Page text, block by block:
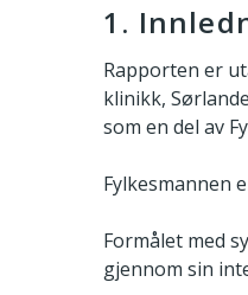
1.
Rapporten er
klinikk,
som en del av
Fylkesmannen
Formålet med
gjennom sin